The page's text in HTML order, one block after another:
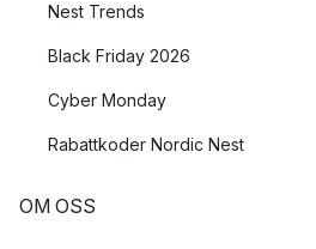
Nest Trends
Black Friday 2026
Cyber Monday
Rabattkoder Nordic Nest
OM OSS